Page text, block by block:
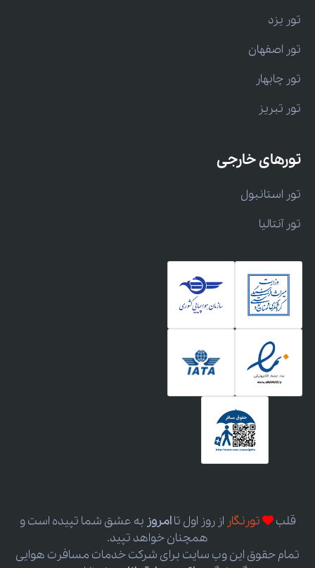
تور یزد
تور اصفهان
تور چابهار
تور تبریز
تورهای خارجی
تور استانبول
تور آنتالیا
قلب تورنگار از روز اول تاامروز به عشق شما تپیده است و
همچنان خواهد تپید.
تمام حقوق این وب سایت برای شرکت خدمات مسافرت هوایی